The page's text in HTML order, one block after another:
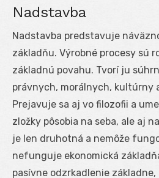
Nadstavba
Nadstavba predstavuje
základňu. Výrobné procesy sú
základnú povahu. Tvorí ju
právnych, morálnych, kultúrny
Prejavuje sa aj vo filozofii a
zložky pôsobia na seba, ale aj
je len druhotná a nemôže
nefunguje ekonomická
pasívne odzrkadlenie základne,